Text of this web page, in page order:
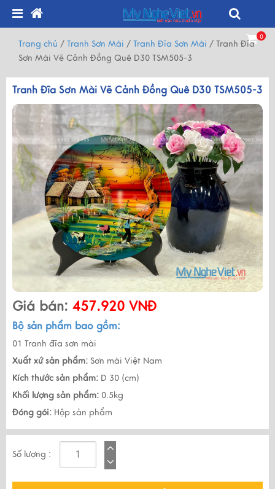
0
Trang chủ / Tranh Sơn Mài / Tranh Đĩa Sơn Mài / Tranh Đĩa
Sơn Mài Vẽ Cảnh Đồng Quê D30 TSM505-3
Tranh Đĩa Sơn Mài Vẽ Cảnh Đồng Quê D30 TSM505-3
Giá bán: 457.920 VNĐ
Bộ sản phẩm bao gồm:
01 Tranh đĩa sơn mài
Xuất xứ sản phẩm: Sơn mài Việt Nam
Kích thước sản phẩm: D 30 (cm)
Khối lượng sản phẩm: 0.5kg
Đóng gói: Hộp sản phẩm
Số lượng :